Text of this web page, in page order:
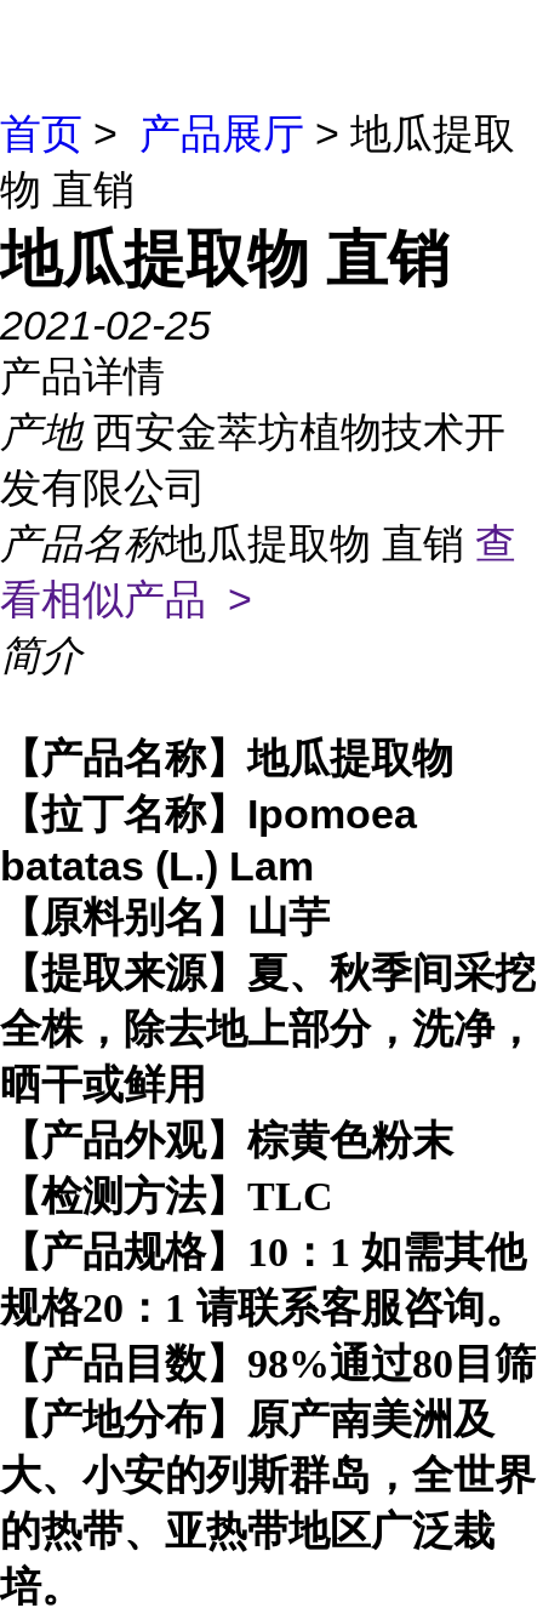
首页 > 产品展厅 > 地瓜提取
物 直销
地瓜提取物 直销
2021-02-25
产品详情
产地 西安金萃坊植物技术开
发有限公司
产品名称地瓜提取物 直销 查
看相似产品 >
简介
【产品名称】地瓜提取物
【拉丁名称】Ipomoea
batatas (L.) Lam
【原料别名】山芋
【提取来源】夏、秋季间采挖
全株，除去地上部分，洗净，
晒干或鲜用
【产品外观】棕黄色粉末
【检测方法】TLC
【产品规格】10：1 如需其他
规格20：1 请联系客服咨询。
【产品目数】98%通过80目筛
【产地分布】原产南美洲及
大、小安的列斯群岛，全世界
的热带、亚热带地区广泛栽
培。